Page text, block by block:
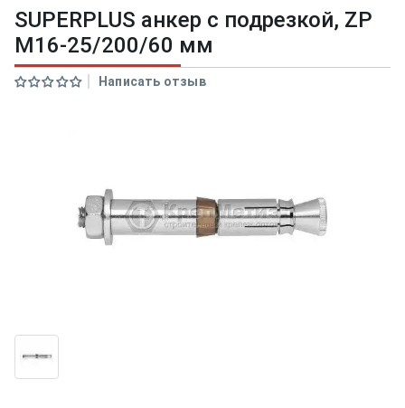
SUPERPLUS анкер с подрезкой, ZP
M16-25/200/60 мм
Написать отзыв